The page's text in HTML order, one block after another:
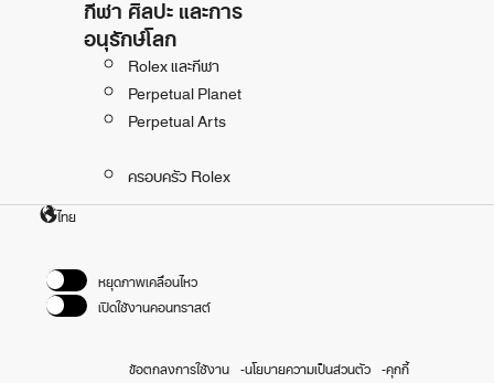
อนุรักษ์โลก
Rolex และกีฬา
Perpetual Planet
Perpetual Arts
ครอบครัว Rolex
ไทย
หยุดภาพเคลื่อนไหว
เปิดใช้งานคอนทราสต์
ข้อตกลงการใช้งาน นโยบายความเป็นส่วนตัว คุกกี้